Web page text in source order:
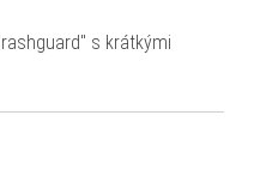
s krátkými